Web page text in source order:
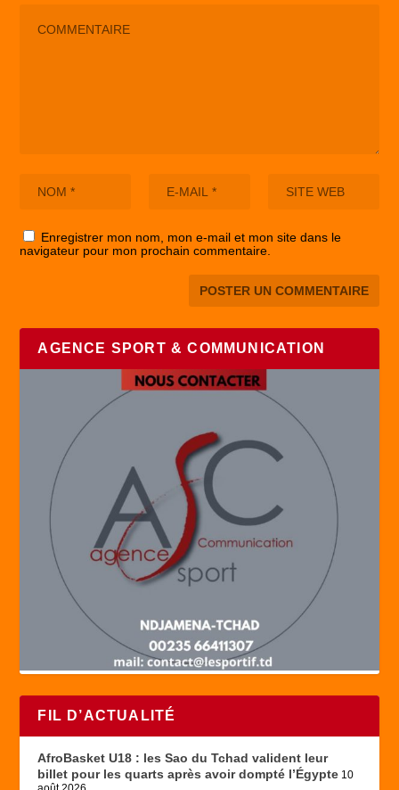
Enregistrer mon nom, mon e-mail et mon site dans le
navigateur pour mon prochain commentaire.
AGENCE SPORT & COMMUNICATION
FIL D’ACTUALITÉ
AfroBasket U18 : les Sao du Tchad valident leur
billet pour les quarts après avoir dompté l’Égypte 10